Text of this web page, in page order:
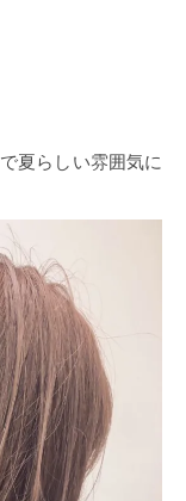
で夏らしい雰囲気に